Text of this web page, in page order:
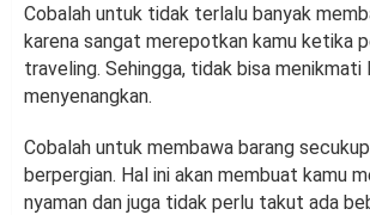
Cobalah untuk tidak terlalu banyak
karena sangat merepotkan kamu ketika
traveling. Sehingga, tidak bisa menikmati
menyenangkan.
Cobalah untuk membawa barang
berpergian. Hal ini akan membuat kamu
nyaman dan juga tidak perlu takut ada